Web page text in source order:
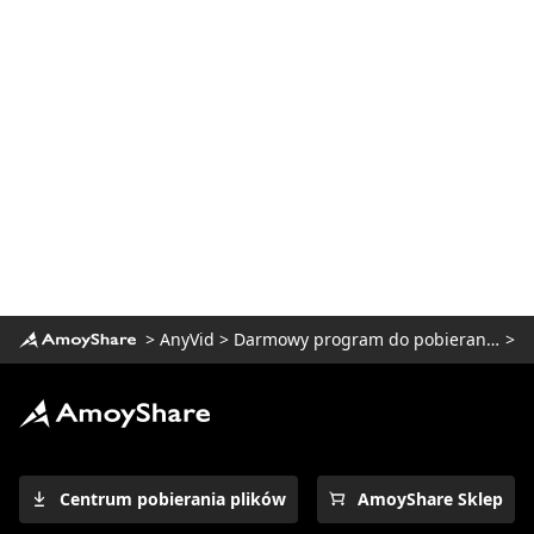
> AnyVid > Darmowy program do pobierania wideo >
Centrum pobierania plików AmoyShare Sklep